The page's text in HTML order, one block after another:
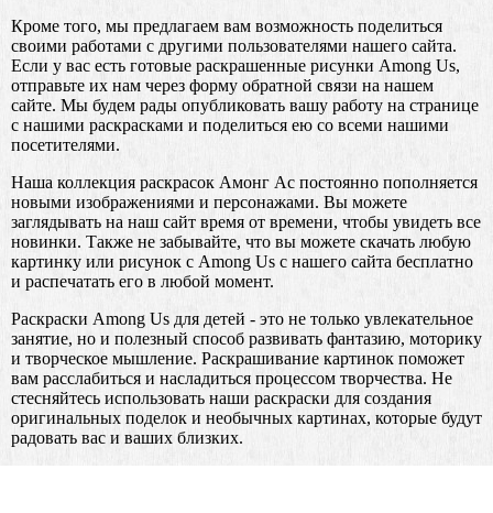
Кроме того, мы предлагаем вам возможность поделиться
своими работами с другими пользователями нашего сайта.
Если у вас есть готовые раскрашенные рисунки Among Us,
отправьте их нам через форму обратной связи на нашем
сайте. Мы будем рады опубликовать вашу работу на странице
с нашими раскрасками и поделиться ею со всеми нашими
посетителями.
Наша коллекция раскрасок Амонг Ас постоянно пополняется
новыми изображениями и персонажами. Вы можете
заглядывать на наш сайт время от времени, чтобы увидеть все
новинки. Также не забывайте, что вы можете скачать любую
картинку или рисунок с Among Us с нашего сайта бесплатно
и распечатать его в любой момент.
Раскраски Among Us для детей - это не только увлекательное
занятие, но и полезный способ развивать фантазию, моторику
и творческое мышление. Раскрашивание картинок поможет
вам расслабиться и насладиться процессом творчества. Не
стесняйтесь использовать наши раскраски для создания
оригинальных поделок и необычных картинах, которые будут
радовать вас и ваших близких.